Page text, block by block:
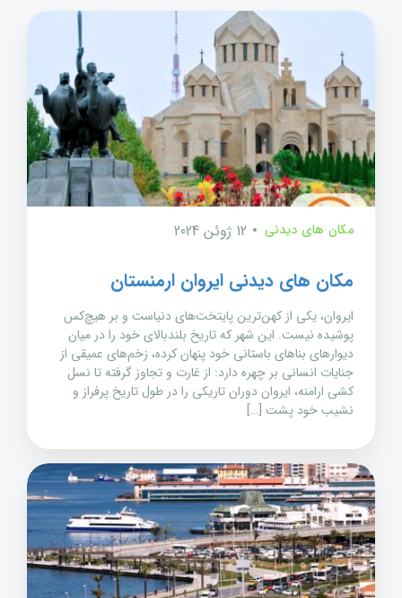
مکان های دیدنی 12 ژوئن 2024
مکان های دیدنی ایروان ارمنستان
ایروان، یکی از کهن‌ترین پایتخت‌های دنیاست و بر هیچ‌کس
پوشیده نیست. این شهر که تاریخ بلندبالای خود را در میان
دیوارهای بناهای باستانی خود پنهان کرده، زخم‌های عمیقی از
جنایات انسانی بر چهره دارد: از غارت و تجاوز گرفته تا نسل
کشی ارامنه، ایروان دوران تاریکی را در طول تاریخ پرفراز و
نشیب خود پشت […]